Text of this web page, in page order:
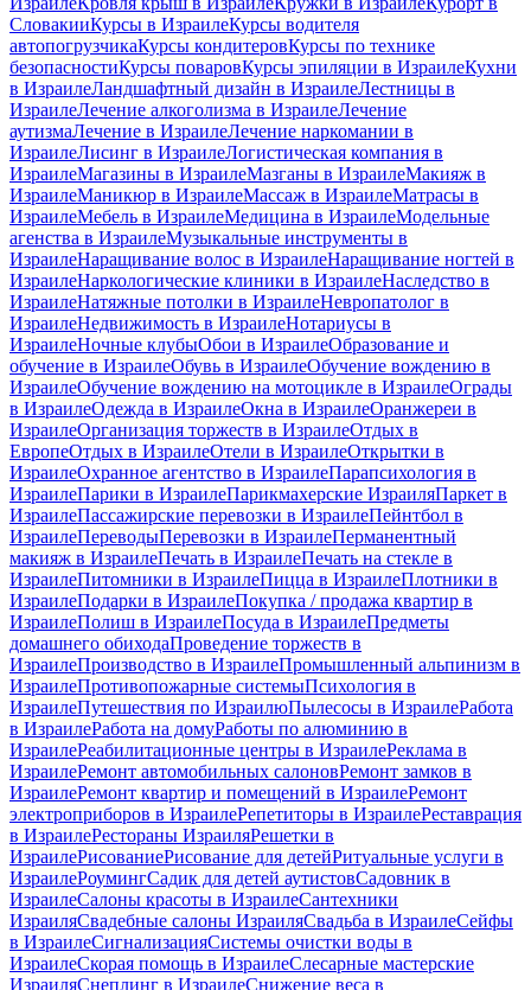
СловакииКурсы в ИзраилеКурсы водителя
автопогрузчикаКурсы кондитеровКурсы по технике
безопасностиКурсы поваровКурсы эпиляции в ИзраилеКухни
в ИзраилеЛандшафтный дизайн в ИзраилеЛестницы в
ИзраилеЛечение алкоголизма в ИзраилеЛечение
аутизмаЛечение в ИзраилеЛечение наркомании в
ИзраилеЛисинг в ИзраилеЛогистическая компания в
ИзраилеМагазины в ИзраилеМазганы в ИзраилеМакияж в
ИзраилеМаникюр в ИзраилеМассаж в ИзраилеМатрасы в
ИзраилеМебель в ИзраилеМедицина в ИзраилеМодельные
агенства в ИзраилеМузыкальные инструменты в
ИзраилеНаращивание волос в ИзраилеНаращивание ногтей в
ИзраилеНаркологические клиники в ИзраилеНаследство в
ИзраилеНатяжные потолки в ИзраилеНевропатолог в
ИзраилеНедвижимость в ИзраилеНотариусы в
ИзраилеНочные клубыОбои в ИзраилеОбразование и
обучение в ИзраилеОбувь в ИзраилеОбучение вождению в
ИзраилеОбучение вождению на мотоцикле в ИзраилеОграды
в ИзраилеОдежда в ИзраилеОкна в ИзраилеОранжереи в
ИзраилеОрганизация торжеств в ИзраилеОтдых в
ЕвропеОтдых в ИзраилеОтели в ИзраилеОткрытки в
ИзраилеОхранное агентство в ИзраилеПарапсихология в
ИзраилеПарики в ИзраилеПарикмахерские ИзраиляПаркет в
ИзраилеПассажирские перевозки в ИзраилеПейнтбол в
ИзраилеПереводыПеревозки в ИзраилеПерманентный
макияж в ИзраилеПечать в ИзраилеПечать на стекле в
ИзраилеПитомники в ИзраилеПицца в ИзраилеПлотники в
ИзраилеПодарки в ИзраилеПокупка / продажа квартир в
ИзраилеПолиш в ИзраилеПосуда в ИзраилеПредметы
домашнего обиходаПроведение торжеств в
ИзраилеПроизводство в ИзраилеПромышленный альпинизм в
ИзраилеПротивопожарные системыПсихология в
ИзраилеПутешествия по ИзраилюПылесосы в ИзраилеРабота
в ИзраилеРабота на домуРаботы по алюминию в
ИзраилеРеабилитационные центры в ИзраилеРеклама в
ИзраилеРемонт автомобильных салоновРемонт замков в
ИзраилеРемонт квартир и помещений в ИзраилеРемонт
электроприборов в ИзраилеРепетиторы в ИзраилеРеставрация
в ИзраилеРестораны ИзраиляРешетки в
ИзраилеРисованиеРисование для детейРитуальные услуги в
ИзраилеРоумингСадик для детей аутистовСадовник в
ИзраилеСалоны красоты в ИзраилеСантехники
ИзраиляСвадебные салоны ИзраиляСвадьба в ИзраилеСейфы
в ИзраилеСигнализацияСистемы очистки воды в
ИзраилеСкорая помощь в ИзраилеСлесарные мастерские
ИзраиляСнеплинг в ИзраилеСнижение веса в